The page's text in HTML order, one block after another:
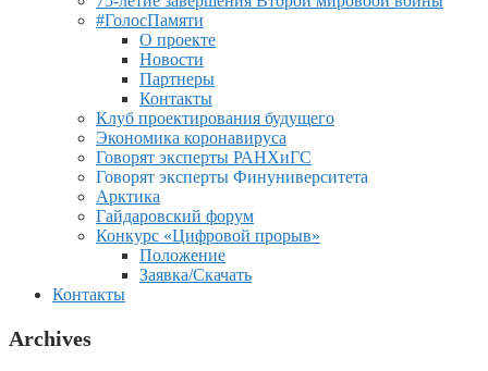
#ГолосПамяти
О проекте
Новости
Партнеры
Контакты
Клуб проектирования будущего
Экономика коронавируса
Говорят эксперты РАНХиГС
Говорят эксперты Финуниверситета
Арктика
Гайдаровский форум
Конкурс «Цифровой прорыв»
Положение
Заявка/Скачать
Контакты
Archives